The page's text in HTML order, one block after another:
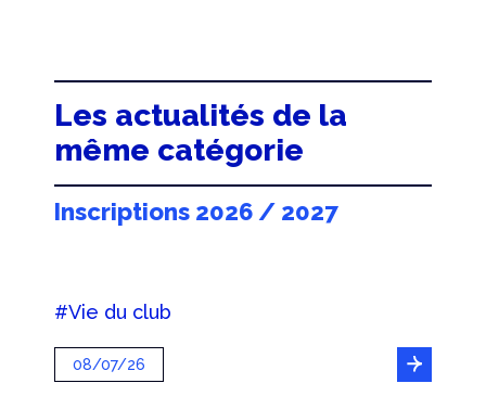
Les actualités de la
même catégorie
Inscriptions 2026 / 2027
#Vie du club
08/07/26